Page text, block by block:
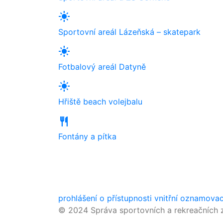
light_mode
Sportovní areál Lázeňská – skatepark
light_mode
Fotbalový areál Datyně
light_mode
Hřiště beach volejbalu
restaurant
Fontány a pítka
prohlášení o přístupnosti vnitřní
© 2024 Správa sportovních a rekreačních